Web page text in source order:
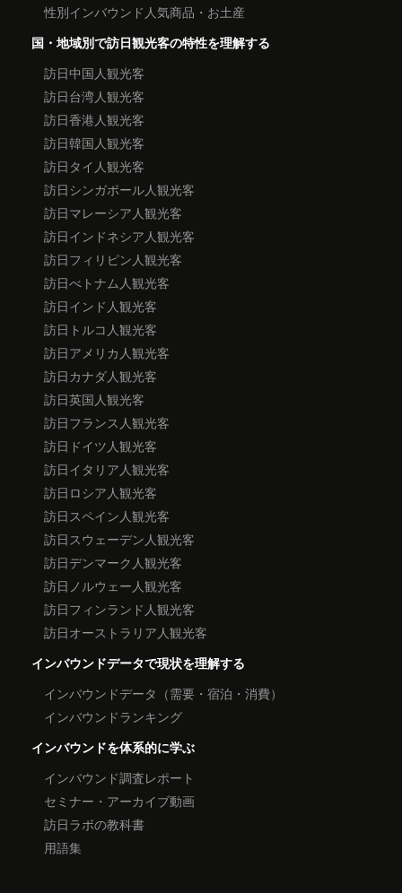
性別インバウンド人気商品・お土産
国・地域別で訪日観光客の特性を理解する
訪日中国人観光客
訪日台湾人観光客
訪日香港人観光客
訪日韓国人観光客
訪日タイ人観光客
訪日シンガポール人観光客
訪日マレーシア人観光客
訪日インドネシア人観光客
訪日フィリピン人観光客
訪日べトナム人観光客
訪日インド人観光客
訪日トルコ人観光客
訪日アメリカ人観光客
訪日カナダ人観光客
訪日英国人観光客
訪日フランス人観光客
訪日ドイツ人観光客
訪日イタリア人観光客
訪日ロシア人観光客
訪日スペイン人観光客
訪日スウェーデン人観光客
訪日デンマーク人観光客
訪日ノルウェー人観光客
訪日フィンランド人観光客
訪日オーストラリア人観光客
インバウンドデータで現状を理解する
インバウンドデータ（需要・宿泊・消費）
インバウンドランキング
インバウンドを体系的に学ぶ
インバウンド調査レポート
セミナー・アーカイブ動画
訪日ラボの教科書
用語集